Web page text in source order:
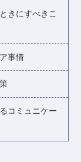
きにすべきこ
事情
コミュニケー